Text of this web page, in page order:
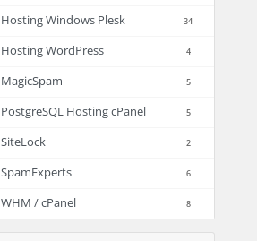
Hosting Windows Plesk 34
Hosting WordPress 4
MagicSpam 5
PostgreSQL Hosting cPanel 5
SiteLock 2
SpamExperts 6
WHM / cPanel 8